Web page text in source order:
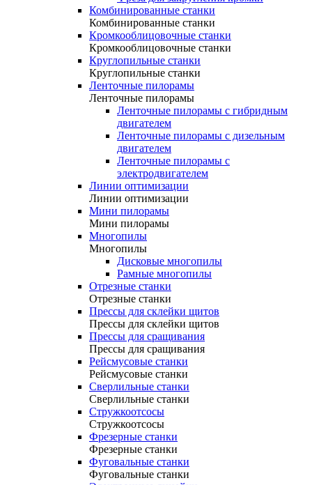
Комбинированные станки
Комбинированные станки
Кромкооблицовочные станки
Кромкооблицовочные станки
Круглопильные станки
Круглопильные станки
Ленточные пилорамы
Ленточные пилорамы
Ленточные пилорамы с гибридным
двигателем
Ленточные пилорамы с дизельным
двигателем
Ленточные пилорамы с
электродвигателем
Линии оптимизации
Линии оптимизации
Мини пилорамы
Мини пилорамы
Многопилы
Многопилы
Дисковые многопилы
Рамные многопилы
Отрезные станки
Отрезные станки
Прессы для склейки щитов
Прессы для склейки щитов
Прессы для сращивания
Прессы для сращивания
Рейсмусовые станки
Рейсмусовые станки
Сверлильные станки
Сверлильные станки
Стружкоотсосы
Стружкоотсосы
Фрезерные станки
Фрезерные станки
Фуговальные станки
Фуговальные станки